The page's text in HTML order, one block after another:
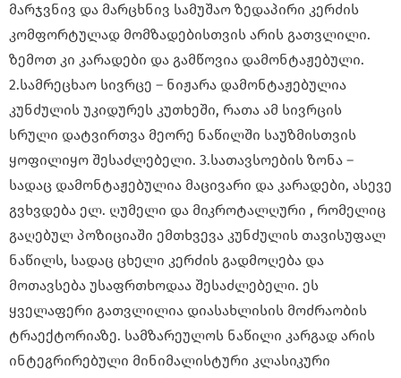
მარჯვნივ და მარცხნივ სამუშაო ზედაპირი კერძის
კომფორტულად მომზადებისთვის არის გათვლილი.
ზემოთ კი კარადები და გამწოვია დამონტაჟებული.
2.სამრეცხაო სივრცე – ნიჟარა დამონტაჟებულია
კუნძულის უკიდურეს კუთხეში, რათა ამ სივრცის
სრული დატვირთვა მეორე ნაწილში საუზმისთვის
ყოფილიყო შესაძლებელი. 3.სათავსოების ზონა –
სადაც დამონტაჟებულია მაცივარი და კარადები, ასევე
გვხვდება ელ. ღუმელი და მიკროტალღური , რომელიც
გაღებულ პოზიციაში ემთხვევა კუნძულის თავისუფალ
ნაწილს, სადაც ცხელი კერძის გადმოღება და
მოთავსება უსაფრთხოდაა შესაძლებელი. ეს
ყველაფერი გათვლილია დიასახლისის მოძრაობის
ტრაექტორიაზე. სამზარეულოს ნაწილი კარგად არის
ინტეგრირებული მინიმალისტური კლასიკური